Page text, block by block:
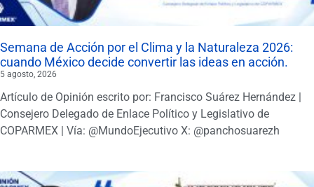
Semana de Acción por el Clima y la Naturaleza 2026:
cuando México decide convertir las ideas en acción.
5 agosto, 2026
Artículo de Opinión escrito por: Francisco Suárez Hernández |
Consejero Delegado de Enlace Político y Legislativo de
COPARMEX | Vía: @MundoEjecutivo X: @panchosuarezh